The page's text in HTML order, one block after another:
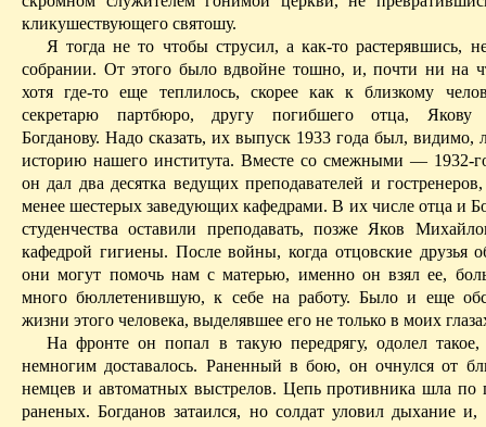
кликушествующего святошу.
Я тогда не то чтобы струсил, акак-то растерявшись,
собрании. От этого было вдвойне тошно, и, почти ни на
хотя где-то еще теплилось, скорее как к близкому
секретарю партбюро, другу погибшего отца, Якову
Богданову. Надо сказать, их выпуск 1933 года был,
историю нашего института. Вместе со смежными — 1932-
он дал два десятка ведущих преподавателей и
менее шестерых заведующих кафедрами. В их числе отца и
студенчества оставили преподавать, позже Яков
кафедрой гигиены. После войны, когда отцовские друзья
они могут помочь нам с матерью, именно он взял ее,
много бюллетенившую, к себе на работу. Было и еще
жизни этого человека, выделявшее его не только в моих
На фронте он попал в такую передрягу, одолел
немногим доставалось. Раненный в бою, он очнулся от
немцев и автоматных выстрелов. Цепь противника шла по
раненых. Богданов затаился, но солдат уловил дыхание